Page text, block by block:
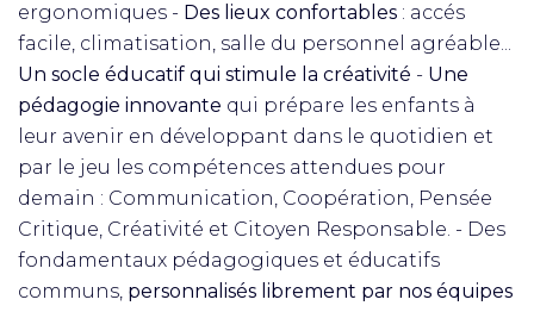
ergonomiques - Des lieux confortables : accés
facile, climatisation, salle du personnel agréable...
Un socle éducatif qui stimule la créativité - Une
pédagogie innovante qui prépare les enfants à
leur avenir en développant dans le quotidien et
par le jeu les compétences attendues pour
demain : Communication, Coopération, Pensée
Critique, Créativité et Citoyen Responsable. - Des
fondamentaux pédagogiques et éducatifs
communs, personnalisés librement par nos équipes